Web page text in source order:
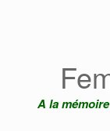
A la